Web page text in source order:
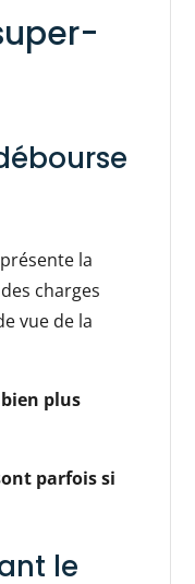
la
charges
vue de la
plus
parfois si
le